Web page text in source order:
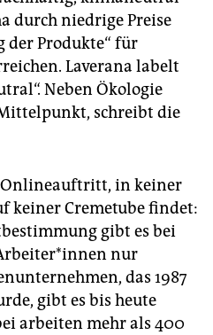
durch niedrige Preise
der Produkte“ für
Laverana labelt
Neben Ökologie
schreibt die
Onlineauftritt, in keiner
keiner Cremetube findet:
gibt es bei
nur
das 1987
gibt es bis heute
arbeiten mehr als 400